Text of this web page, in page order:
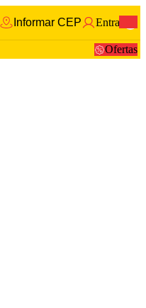
Informar CEP Entrar
Ofertas